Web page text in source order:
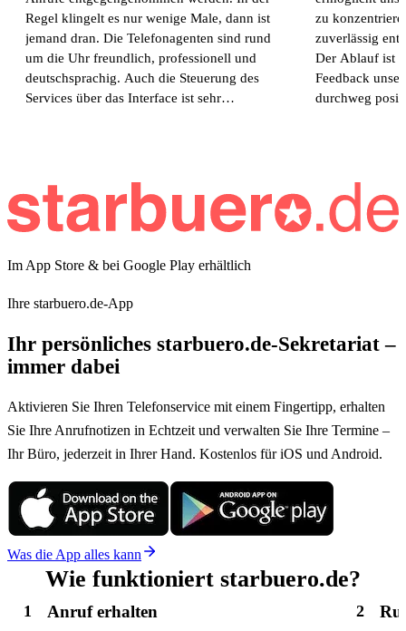
Regel klingelt es nur wenige Male, dann ist
jemand dran. Die Telefonagenten sind rund
um die Uhr freundlich, professionell und
deutschsprachig. Auch die Steuerung des
Services über das Interface ist sehr
inzwischen sogar Teile unseres Geschäfts,
insbesondere den Bereich Buchungen,
24 Stunden am Tag, 365 Tage im Jahr. Für
uns ist das eine enorme Entlastung. Starbüro
hält uns den Rücken frei und ermöglicht
unserem eigenen Personal in dieser Form
nicht abdecken könnten. Und das alles zu
einem fairen monatlichen Preis im
zu
zuverlässig
Der Ablauf ist
Feedback
durchweg
Im App Store & bei Google Play erhältlich
Ihre starbuero.de-App
Ihr persönliches starbuero.de-Sekretariat –
immer dabei
Aktivieren Sie Ihren Telefonservice mit einem Fingertipp, erhalten
Sie Ihre Anrufnotizen in Echtzeit und verwalten Sie Ihre Termine –
Ihr Büro, jederzeit in Ihrer Hand. Kostenlos für iOS und Android.
Was die App alles kann
Wie funktioniert starbuero.de?
1 Anruf erhalten 2